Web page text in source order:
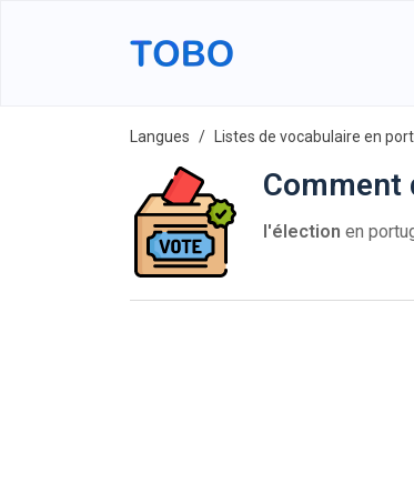
Langues Listes de vocabulaire en
Comment
l'élection en